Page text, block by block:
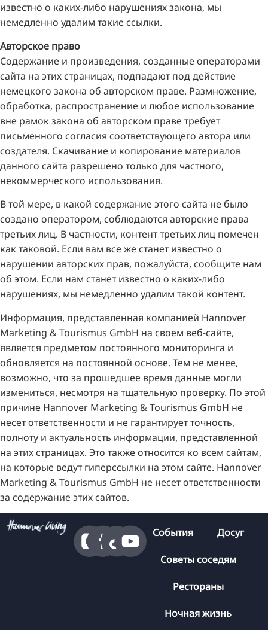
известно о каких-либо нарушениях закона, мы
немедленно удалим такие ссылки.
Авторское право
Содержание и произведения, созданные операторами
сайта на этих страницах, подпадают под действие
немецкого закона об авторском праве. Размножение,
обработка, распространение и любое использование
вне рамок закона об авторском праве требует
письменного согласия соответствующего автора или
создателя. Скачивание и копирование материалов
данного сайта разрешено только для частного,
некоммерческого использования.
В той мере, в какой содержание этого сайта не было
создано оператором, соблюдаются авторские права
третьих лиц. В частности, контент третьих лиц помечен
как таковой. Если вам все же станет известно о
нарушении авторских прав, пожалуйста, сообщите нам
об этом. Если нам станет известно о каких-либо
нарушениях, мы немедленно удалим такой контент.
Информация, представленная компанией Hannover
Marketing & Tourismus GmbH на своем веб-сайте,
является предметом постоянного мониторинга и
обновляется на постоянной основе. Тем не менее,
возможно, что за прошедшее время данные могли
измениться, несмотря на тщательную проверку. По этой
причине Hannover Marketing & Tourismus GmbH не
несет ответственности и не гарантирует точность,
полноту и актуальность информации, представленной
на этих страницах. Это также относится ко всем сайтам,
на которые ведут гиперссылки на этом сайте. Hannover
Marketing & Tourismus GmbH не несет ответственности
за содержание этих сайтов.
События Досуг
Советы соседям
Рестораны
Ночная жизнь